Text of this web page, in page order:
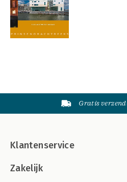
Gratis
Klantenservice
Zakelijk